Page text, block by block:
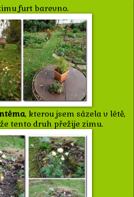
furt barevno.
, kterou jsem sázela v létě,
tento druh přežije zimu.